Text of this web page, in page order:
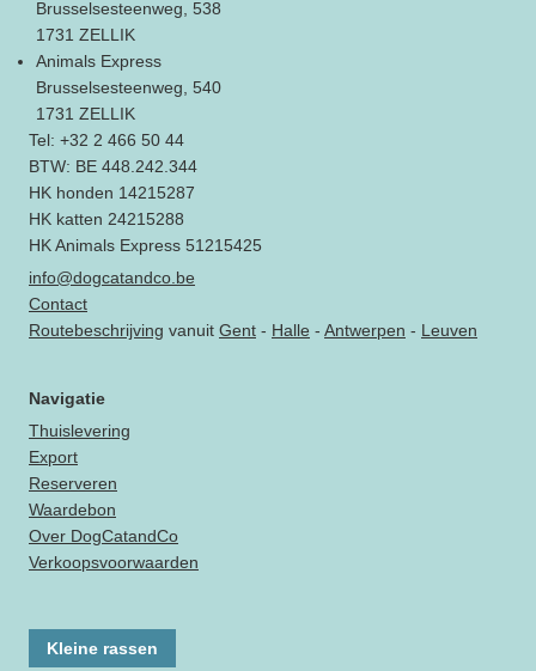
Brusselsesteenweg, 538
1731 ZELLIK
Animals Express
Brusselsesteenweg, 540
1731 ZELLIK
Tel: +32 2 466 50 44
BTW: BE 448.242.344
HK honden 14215287
HK katten 24215288
HK Animals Express 51215425
info@dogcatandco.be
Contact
Routebeschrijving vanuit Gent - Halle - Antwerpen - Leuven
Navigatie
Thuislevering
Export
Reserveren
Waardebon
Over DogCatandCo
Verkoopsvoorwaarden
Kleine rassen